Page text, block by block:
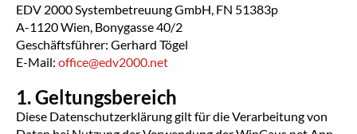
EDV 2000 Systembetreuung GmbH, FN 51383p
A-1120 Wien, Bonygasse 40/2
Geschäftsführer: Gerhard Tögel
E-Mail: office@edv2000.net
1. Geltungsbereich
Diese Datenschutzerklärung gilt für die Verarbeitung von